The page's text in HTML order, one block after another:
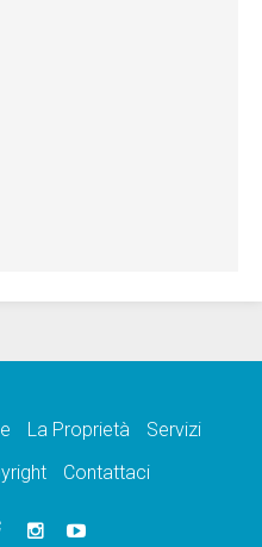
La Proprietà
Servizi
Contattaci